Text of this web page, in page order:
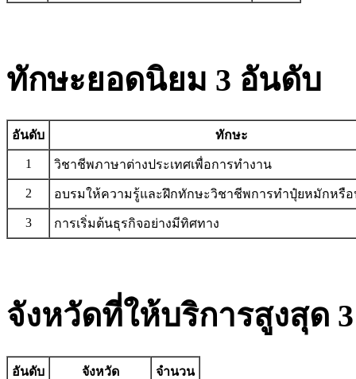
ทักษะยอดนิยม 3 อันดับ
อันดับ ทักษะ
1 วิชาชีพภาษาต่างประเทศเพื่อการทำงาน
2 อบรมให้ความรู้และฝึกทักษะวิชาชีพการทำปุ๋ยหมักหรื
3 การเริ่มต้นธุรกิจอย่างมีทิศทาง
จังหวัดที่ให้บริการสูงสุด
อันดับ จังหวัด จำนวน